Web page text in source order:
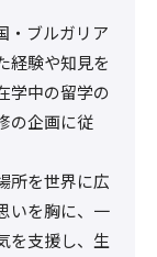
・ブルガリア
経験や知見を
学中の留学の
の企画に従
所を世界に広
いを胸に、一
を支援し、生